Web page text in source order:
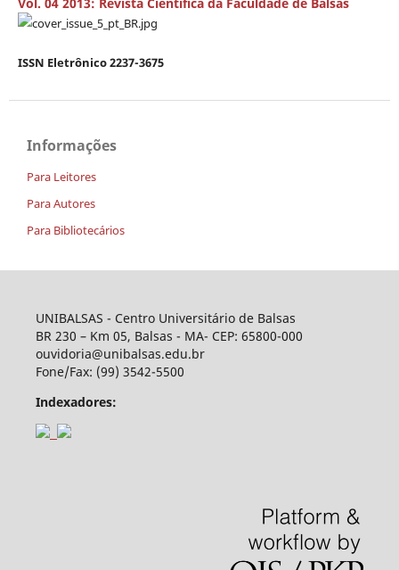
ISSN Eletrônico 2237-3675
Informações
Para Leitores
Para Autores
Para Bibliotecários
UNIBALSAS - Centro Universitário de Balsas
BR 230 – Km 05, Balsas - MA- CEP: 65800-000
ouvidoria@unibalsas.edu.br
Fone/Fax: (99) 3542-5500
Indexadores: